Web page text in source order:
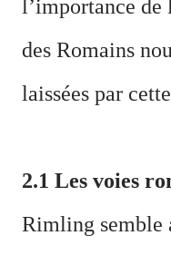
l’importance de
des Romains
laissées par
2.1 Les voies
Rimling semble